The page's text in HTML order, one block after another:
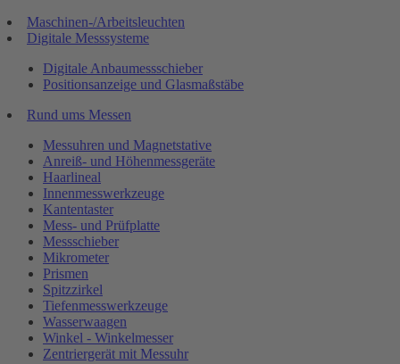
Maschinen-/Arbeitsleuchten
Digitale Messsysteme
Digitale Anbaumessschieber
Positionsanzeige und Glasmaßstäbe
Rund ums Messen
Messuhren und Magnetstative
Anreiß- und Höhenmessgeräte
Haarlineal
Innenmesswerkzeuge
Kantentaster
Mess- und Prüfplatte
Messschieber
Mikrometer
Prismen
Spitzzirkel
Tiefenmesswerkzeuge
Wasserwaagen
Winkel - Winkelmesser
Zentriergerät mit Messuhr